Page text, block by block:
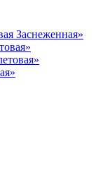
Заснеженная»